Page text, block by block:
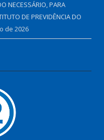
NECESSÁRIO, PARA
DE PREVIDÊNCIA DO
de 2026